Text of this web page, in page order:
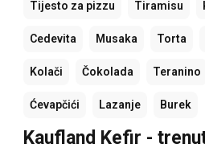
Tijesto za pizzu Tiramisu
Cedevita Musaka Torta
Kolači Čokolada Teranino
Ćevapčići Lazanje Burek
Kaufland Kefir -